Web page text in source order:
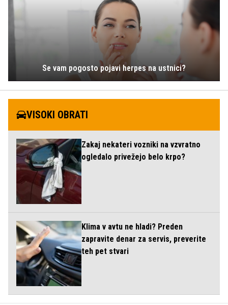
Se vam pogosto pojavi herpes na ustnici?
VISOKI OBRATI
Zakaj nekateri vozniki na vzvratno
ogledalo privežejo belo krpo?
Klima v avtu ne hladi? Preden
zapravite denar za servis, preverite
teh pet stvari